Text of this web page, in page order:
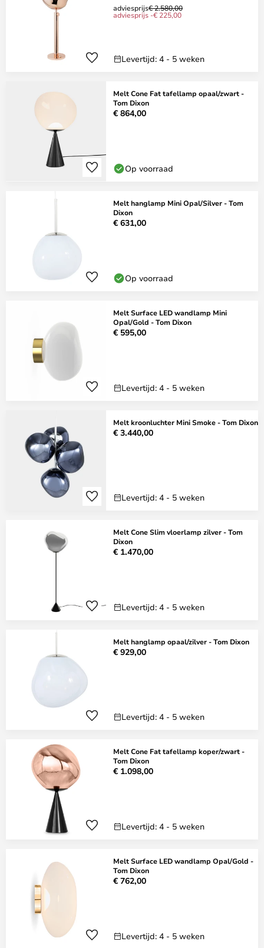
adviesprijs€ 2.580,00
adviesprijs -€ 225,00
Levertijd: 4 - 5 weken
Melt Cone Fat tafellamp opaal/zwart -
Tom Dixon
€ 864,00
Op voorraad
Melt hanglamp Mini Opal/Silver - Tom
Dixon
€ 631,00
Op voorraad
Melt Surface LED wandlamp Mini
Opal/Gold - Tom Dixon
€ 595,00
Levertijd: 4 - 5 weken
Melt kroonluchter Mini Smoke - Tom Dixon
€ 3.440,00
Levertijd: 4 - 5 weken
Melt Cone Slim vloerlamp zilver - Tom
Dixon
€ 1.470,00
Levertijd: 4 - 5 weken
Melt hanglamp opaal/zilver - Tom Dixon
€ 929,00
Levertijd: 4 - 5 weken
Melt Cone Fat tafellamp koper/zwart -
Tom Dixon
€ 1.098,00
Levertijd: 4 - 5 weken
Melt Surface LED wandlamp Opal/Gold -
Tom Dixon
€ 762,00
Levertijd: 4 - 5 weken